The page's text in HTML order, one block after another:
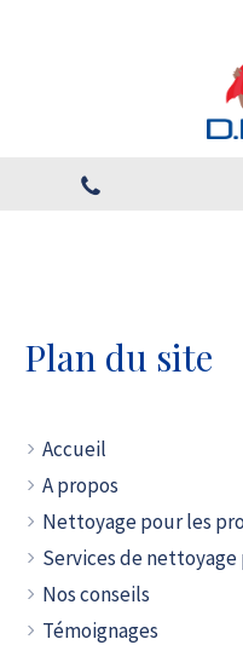
Plan du site
Accueil
A propos
Nettoyage pour les
Services de
Nos conseils
Témoignages